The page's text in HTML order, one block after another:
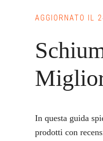
AGGIORNATO IL
In questa guida
prodotti con